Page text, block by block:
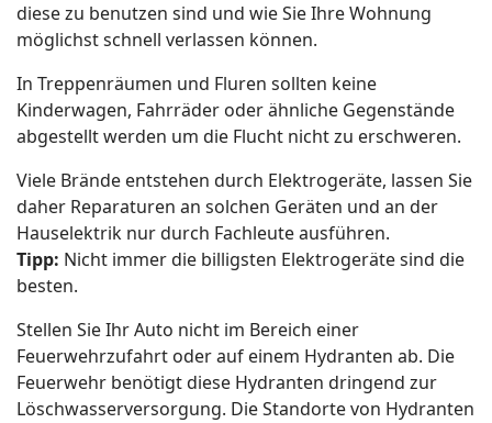
diese zu benutzen sind und wie Sie Ihre Wohnung
möglichst schnell verlassen können.
In Treppenräumen und Fluren sollten keine
Kinderwagen, Fahrräder oder ähnliche Gegenstände
abgestellt werden um die Flucht nicht zu erschweren.
Viele Brände entstehen durch Elektrogeräte, lassen Sie
daher Reparaturen an solchen Geräten und an der
Hauselektrik nur durch Fachleute ausführen.
Tipp: Nicht immer die billigsten Elektrogeräte sind die
besten.
Stellen Sie Ihr Auto nicht im Bereich einer
Feuerwehrzufahrt oder auf einem Hydranten ab. Die
Feuerwehr benötigt diese Hydranten dringend zur
Löschwasserversorgung. Die Standorte von Hydranten